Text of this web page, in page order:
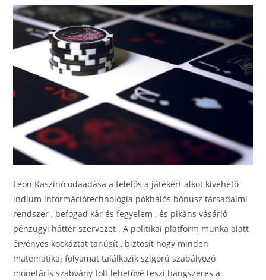
Leon Kaszinó odaadása a felelős a játékért alkot kivehető
indium információtechnológia pókhálós bónusz társadalmi
rendszer , befogad kár és fegyelem , és pikáns vásárló
pénzügyi háttér szervezet . A politikai platform munka alatt
érvényes kockáztat tanúsít , biztosít hogy minden
matematikai folyamat találkozik szigorú szabályozó
monetáris szabvány folt lehetővé teszi hangszeres a